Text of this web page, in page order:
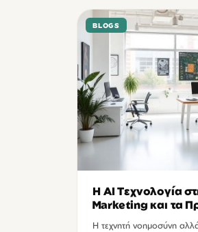
BLOGS
Η AI Τεχνολογία
Marketing και τα
Agencies
Η τεχνητή νοημοσύνη